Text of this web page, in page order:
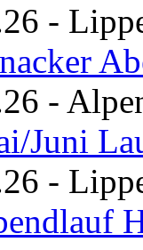
-
-
Juni
-